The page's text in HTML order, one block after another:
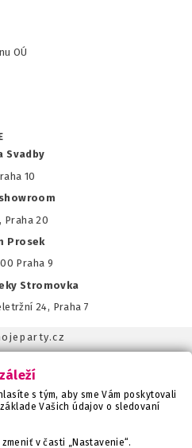
OÚ
Svadby
10
Praha 20
Prosek
Praha 9
Stromovka
24, Praha 7
s tým, aby sme Vám poskytovali
Vašich údajov o sledovaní
v časti „Nastavenie“.